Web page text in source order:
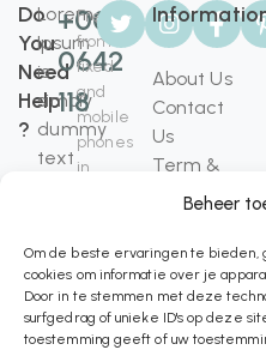
Beheer
Om de beste ervaringen te bieden,
cookies om informatie over je
Door in te stemmen met deze
surfgedrag of unieke ID's op deze
toestemming geeft of uw
Do
You
Need
Help
?
Lorem
Ipsum
is
simply
dummy
text
printing
and
typesetting
industry.
+008
0642
118
Free
from
fixed
and
mobile
phones
in
About Us
Contact
Us
Term &
Condition
Account
Payment
Cookie
Settings